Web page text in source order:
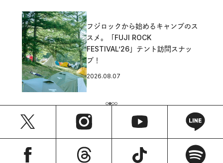
フジロックから始めるキャンプのス
スメ。「FUJI ROCK
FESTIVAL’26」テント訪問スナッ
プ！
2026.08.07